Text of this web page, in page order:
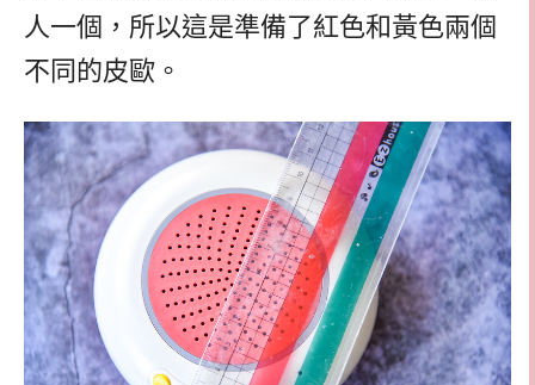
人一個，所以這是準備了紅色和黃色兩個
不同的皮歐。